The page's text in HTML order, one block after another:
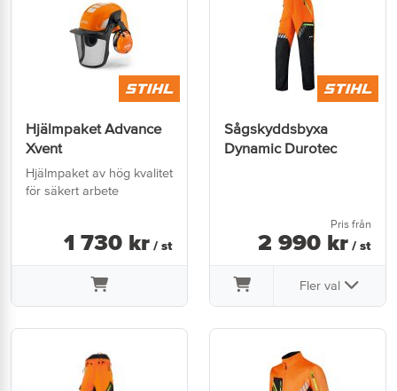
Hjälmpaket Advance
Xvent
Hjälmpaket av hög kvalitet
för säkert arbete
1 730 kr / st
Sågskyddsbyxa
Dynamic Durotec
Pris från
2 990 kr / st
Fler val